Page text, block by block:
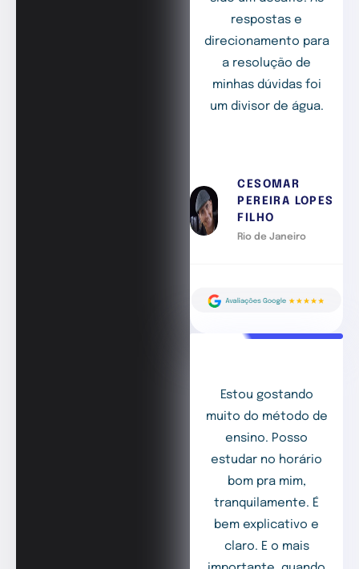
respostas e
direcionamento para
a resolução de
minhas dúvidas foi
um divisor de água.
CESOMAR
PEREIRA LOPES
FILHO
Rio de Janeiro
Estou gostando
muito do método de
ensino. Posso
estudar no horário
bom pra mim,
tranquilamente. É
bem explicativo e
claro. E o mais